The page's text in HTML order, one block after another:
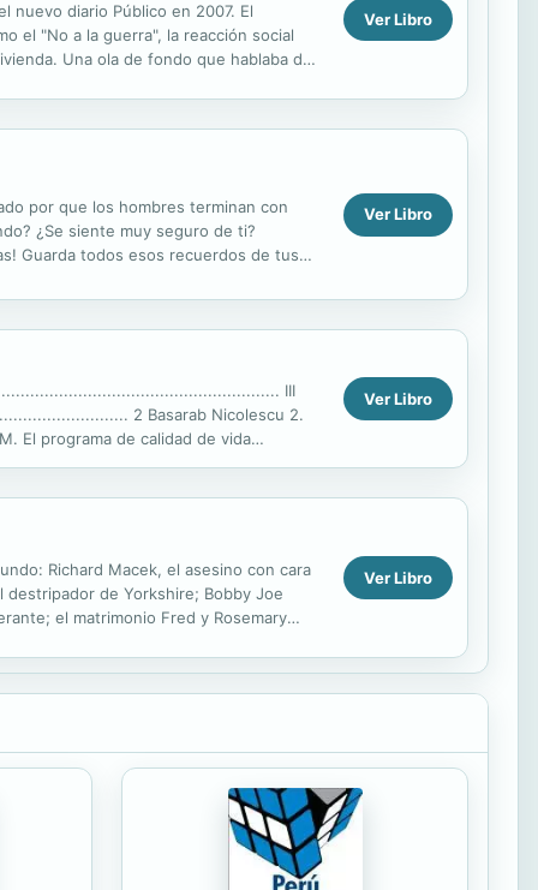
nuevo diario Público en 2007. El
el "No a la guerra", la reacción social
Una ola de fondo que hablaba de
Ver Libro
por que los hombres terminan con
¿Se siente muy seguro de ti?
Guarda todos esos recuerdos de tus
Ver Libro
III
2 Basarab Nicolescu 2.
El programa de calidad de vida
Ver Libro
Richard Macek, el asesino con cara
destripador de Yorkshire; Bobby Joe
el matrimonio Fred y Rosemary
Ver Libro